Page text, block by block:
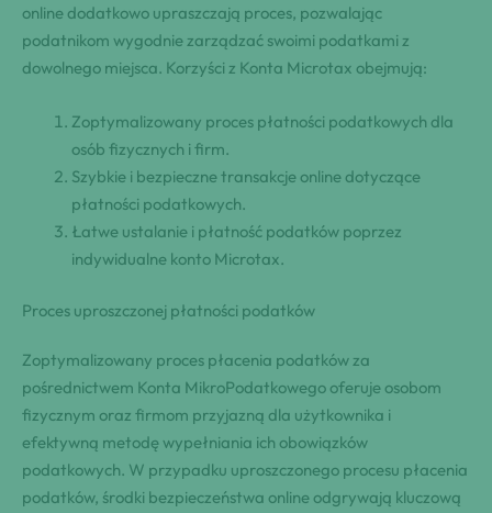
online dodatkowo upraszczają proces, pozwalając
podatnikom wygodnie zarządzać swoimi podatkami z
dowolnego miejsca. Korzyści z Konta Microtax obejmują:
Zoptymalizowany proces płatności podatkowych dla
osób fizycznych i firm.
Szybkie i bezpieczne transakcje online dotyczące
płatności podatkowych.
Łatwe ustalanie i płatność podatków poprzez
indywidualne konto Microtax.
Proces uproszczonej płatności podatków
Zoptymalizowany proces płacenia podatków za
pośrednictwem Konta MikroPodatkowego oferuje osobom
fizycznym oraz firmom przyjazną dla użytkownika i
efektywną metodę wypełniania ich obowiązków
podatkowych. W przypadku uproszczonego procesu płacenia
podatków, środki bezpieczeństwa online odgrywają kluczową